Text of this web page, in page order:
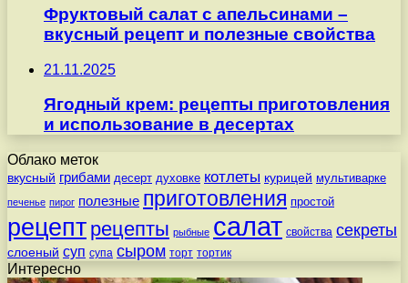
Фруктовый салат с апельсинами –
вкусный рецепт и полезные свойства
21.11.2025
Ягодный крем: рецепты приготовления
и использование в десертах
Облако меток
вкусный грибами десерт духовке котлеты курицей мультиварке
печенье пирог полезные приготовления простой
рецепт рецепты рыбные салат свойства секреты
слоеный суп супа сыром торт тортик
Интересно